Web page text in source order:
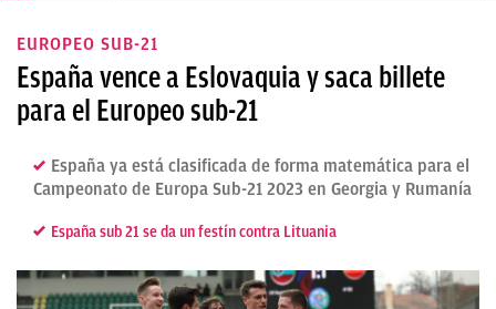
EUROPEO SUB-21
España vence a Eslovaquia y saca billete
para el Europeo sub-21
España ya está clasificada de forma matemática para el
Campeonato de Europa Sub-21 2023 en Georgia y Rumanía
España sub 21 se da un festín contra Lituania